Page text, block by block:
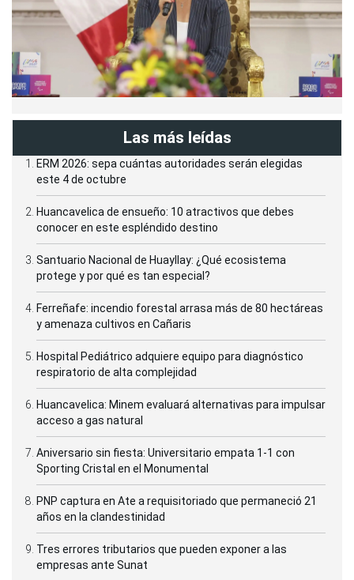
Las más leídas
ERM 2026: sepa cuántas autoridades serán elegidas
este 4 de octubre
Huancavelica de ensueño: 10 atractivos que debes
conocer en este espléndido destino
Santuario Nacional de Huayllay: ¿Qué ecosistema
protege y por qué es tan especial?
Ferreñafe: incendio forestal arrasa más de 80 hectáreas
y amenaza cultivos en Cañaris
Hospital Pediátrico adquiere equipo para diagnóstico
respiratorio de alta complejidad
Huancavelica: Minem evaluará alternativas para impulsar
acceso a gas natural
Aniversario sin fiesta: Universitario empata 1-1 con
Sporting Cristal en el Monumental
PNP captura en Ate a requisitoriado que permaneció 21
años en la clandestinidad
Tres errores tributarios que pueden exponer a las
empresas ante Sunat